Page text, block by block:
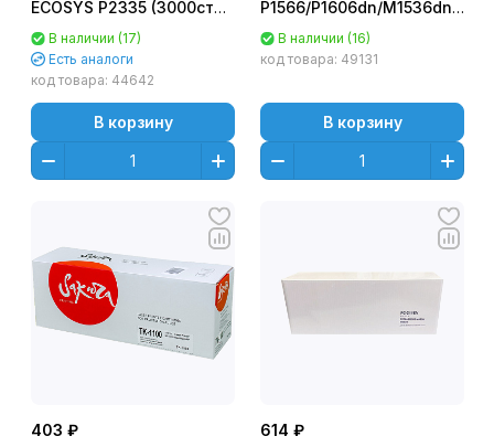
ECOSYS P2335 (3000стр.)
- с чипом
В наличии (17)
Есть аналоги
код товара: 44642
В корзину
P1566/P1606dn/M1536dnf
(2100стр.)
В наличии (16)
код товара: 49131
В корзину
403 ₽
614 ₽